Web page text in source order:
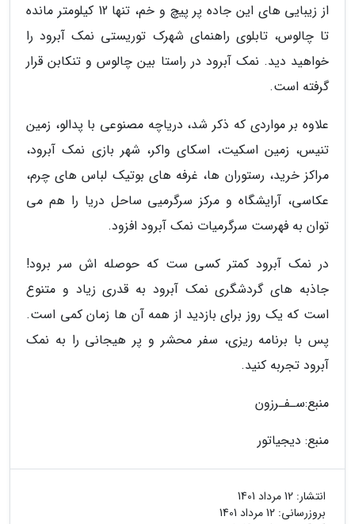
از زیبایی های این جاده پر پیچ و خم، تنها 12 کیلومتر مانده
تا چالوس، تابلوی راهنمای شهرک توریستی نمک آبرود را
خواهید دید. نمک آبرود در راستا بین چالوس و تنکابن قرار
گرفته است.
علاوه بر مواردی که ذکر شد، دریاچه مصنوعی با پدالو، زمین
تنیس، زمین اسکیت، اسکای واکر، شهر بازی نمک آبرود،
مراکز خرید، رستوران ها، غرفه های بوتیک لباس های چرم،
عکاسی، آرایشگاه و مرکز سرگرمیی ساحل دریا را هم می
توان به فهرست سرگرمیات نمک آبرود افزود.
در نمک آبرود کمتر کسی ست که حوصله اش سر برود!
جاذبه های گردشگری نمک آبرود به قدری زیاد و متنوع
است که یک روز برای بازدید از همه آن ها زمان کمی است.
پس با برنامه ریزی، سفر محشر و پر هیجانی را به نمک
آبرود تجربه کنید.
منبع:سـفـرزون
منبع: دیجیاتور
انتشار: 12 مرداد 1401
بروزرسانی: 12 مرداد 1401